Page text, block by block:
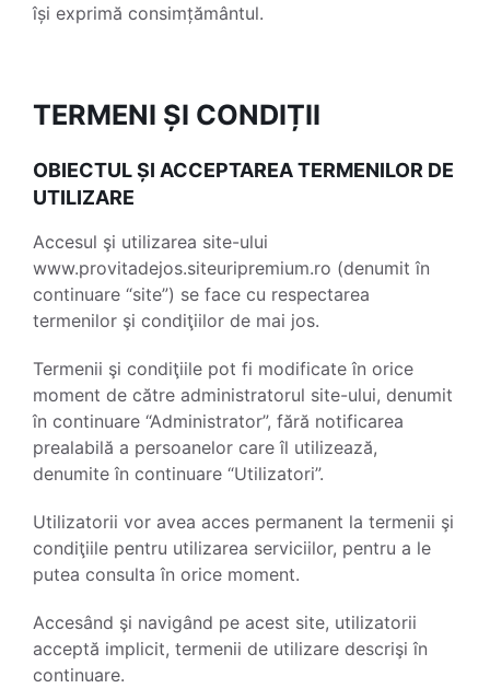
își exprimă consimțământul.
TERMENI ȘI CONDIȚII
OBIECTUL ȘI ACCEPTAREA TERMENILOR DE
UTILIZARE
Accesul şi utilizarea site-ului
www.provitadejos.siteuripremium.ro (denumit în
continuare “site”) se face cu respectarea
termenilor şi condiţiilor de mai jos.
Termenii şi condiţiile pot fi modificate în orice
moment de către administratorul site-ului, denumit
în continuare “Administrator”, fără notificarea
prealabilă a persoanelor care îl utilizează,
denumite în continuare “Utilizatori”.
Utilizatorii vor avea acces permanent la termenii şi
condiţiile pentru utilizarea serviciilor, pentru a le
putea consulta în orice moment.
Accesând şi navigând pe acest site, utilizatorii
acceptă implicit, termenii de utilizare descrişi în
continuare.